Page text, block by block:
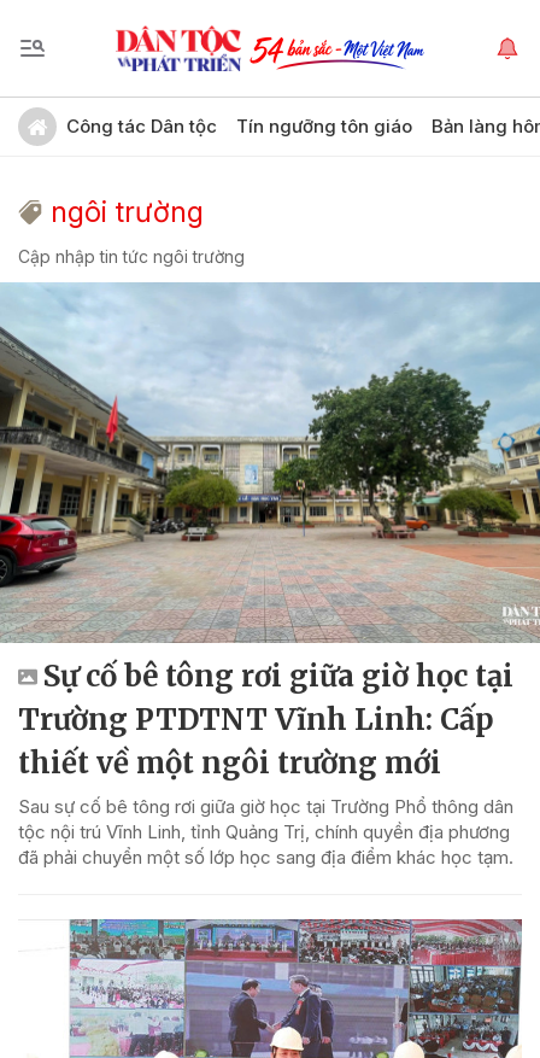
Công tác Dân tộc Tín ngưỡng tôn giáo Bản làng
ngôi trường
Cập nhập tin tức ngôi trường
Sự cố bê tông rơi giữa giờ học tại
Trường PTDTNT Vĩnh Linh: Cấp
thiết về một ngôi trường mới
Sau sự cố bê tông rơi giữa giờ học tại Trường Phổ thông dân
tộc nội trú Vĩnh Linh, tỉnh Quảng Trị, chính quyền địa phương
đã phải chuyển một số lớp học sang địa điểm khác học tạm.